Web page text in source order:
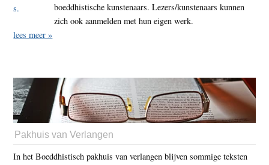
boeddhistische kunstenaars. Lezers/kunstenaars kunnen
zich ook aanmelden met hun eigen werk.
lees meer »
Pakhuis van Verlangen
In het Boeddhistisch pakhuis van verlangen blijven sommige teksten